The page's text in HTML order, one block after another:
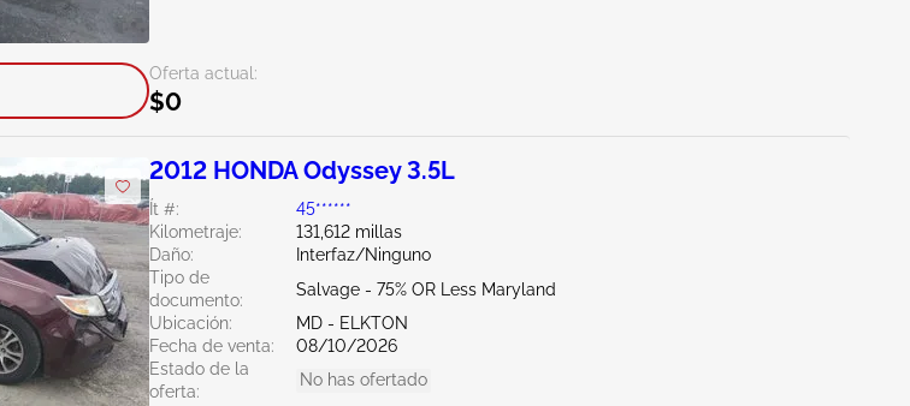
Oferta actual:
$0
2012 HONDA Odyssey 3.5L
Ít #:
45******
Kilometraje:
131,612 millas
Daño:
Interfaz/Ninguno
Tipo de
documento:
Salvage - 75% OR Less Maryland
Ubicación:
MD - ELKTON
Fecha de venta:
08/10/2026
Estado de la
oferta:
No has ofertado